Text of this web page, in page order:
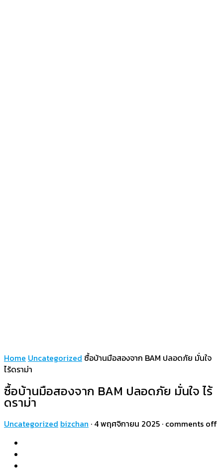
Home Uncategorized ซื้อบ้านมือสองจาก BAM ปลอดภัย มั่นใจ
ไร้ดราม่า
ซื้อบ้านมือสองจาก BAM ปลอดภัย มั่นใจ ไร้
ดราม่า
Uncategorized bizchan · 4 พฤศจิกายน 2025 · comments off